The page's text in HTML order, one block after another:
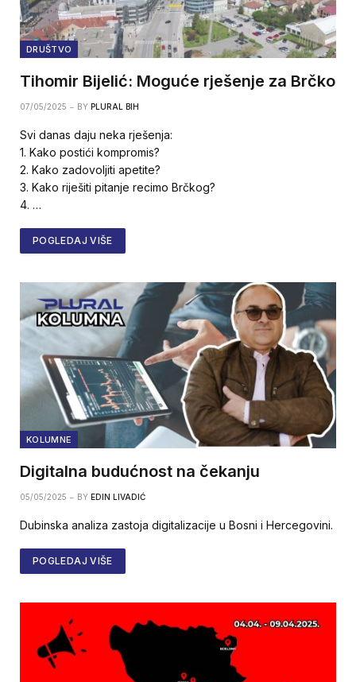
DRUŠTVO
Tihomir Bijelić: Moguće rješenje za Brčko
07/05/2025 BY PLURAL BIH
Svi danas daju neka rješenja:
1. Kako postići kompromis?
2. Kako zadovoljiti apetite?
3. Kako riješiti pitanje recimo Brčkog?
4. …
POGLEDAJ VIŠE
KOLUMNE
Digitalna budućnost na čekanju
05/05/2025 BY EDIN LIVADIĆ
Dubinska analiza zastoja digitalizacije u Bosni i Hercegovini.
POGLEDAJ VIŠE